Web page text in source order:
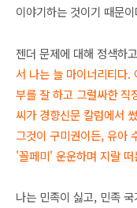
이야기하는 것이기 때문
젠더 문제에 대해 정색하
서 나는 늘 마이너리티다.
부를 잘 하고 그럴싸한 직
씨가 경향신문 칼럼에서
그것이 구미권이든, 유아
'꼴페미' 운운하며 지랄
나는 민족이 싫고, 민족